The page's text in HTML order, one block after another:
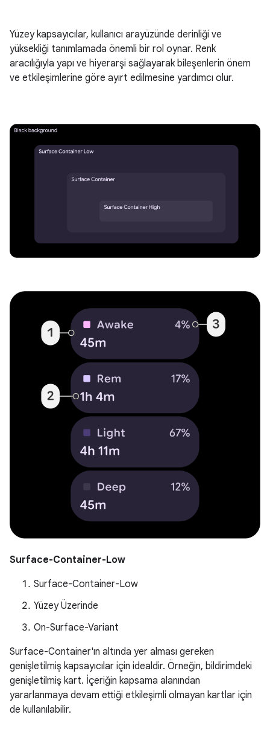
Yüzey kapsayıcılar, kullanıcı arayüzünde derinliği ve
yüksekliği tanımlamada önemli bir rol oynar. Renk
aracılığıyla yapı ve hiyerarşi sağlayarak bileşenlerin önem
ve etkileşimlerine göre ayırt edilmesine yardımcı olur.
Surface-Container-Low
Surface-Container-Low
Yüzey Üzerinde
On-Surface-Variant
Surface-Container'ın altında yer alması gereken
genişletilmiş kapsayıcılar için idealdir. Örneğin, bildirimdeki
genişletilmiş kart. İçeriğin kapsama alanından
yararlanmaya devam ettiği etkileşimli olmayan kartlar için
de kullanılabilir.